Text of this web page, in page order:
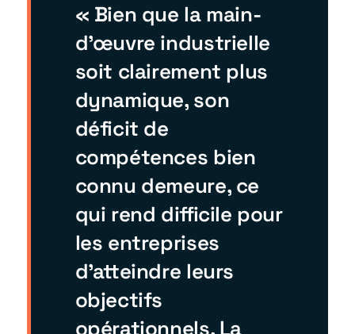
« Bien que la main-
d'œuvre industrielle
soit clairement plus
dynamique, son
déficit de
compétences bien
connu demeure, ce
qui rend difficile pour
les entreprises
d'atteindre leurs
objectifs